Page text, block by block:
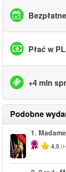
Płać w
+4 mln
Podobne
-25%
1.
4.5